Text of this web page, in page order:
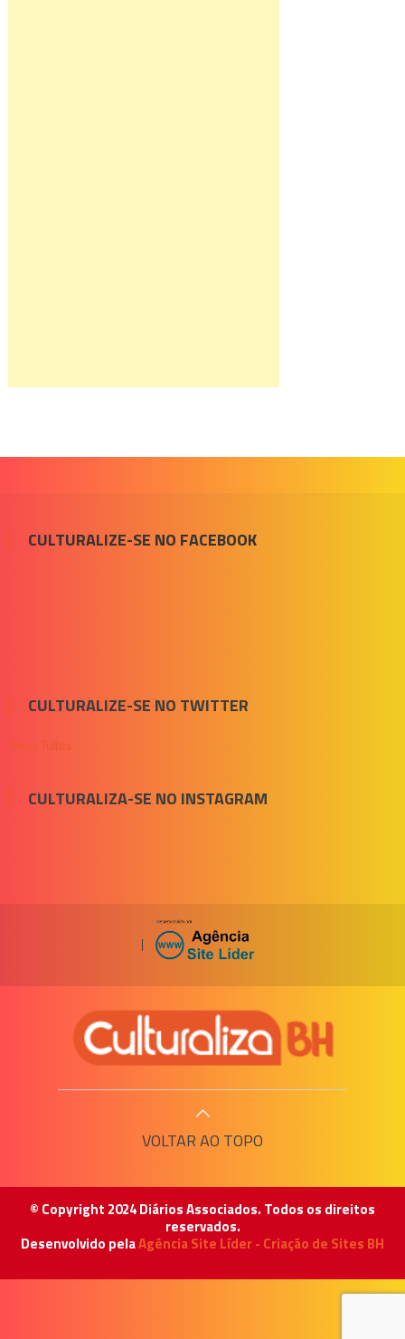
CULTURALIZE-SE NO FACEBOOK
CULTURALIZE-SE NO TWITTER
Meus Tuítes
CULTURALIZA-SE NO INSTAGRAM
|
VOLTAR AO TOPO
© Copyright 2024 Diários Associados. Todos os direitos
reservados.
Desenvolvido pelaAgência Site Líder - Criação de Sites BH